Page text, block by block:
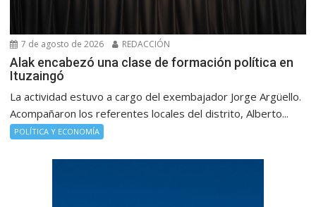
7 de agosto de 2026 REDACCIÓN
Alak encabezó una clase de formación política en
Ituzaingó
La actividad estuvo a cargo del exembajador Jorge Argüello.
Acompañaron los referentes locales del distrito, Alberto...
POLÍTICA Y ECONOMÍA